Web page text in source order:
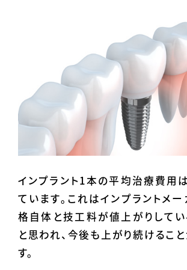
インプラント1本の平均治療費用
ています。これはインプラントメ
格自体と技工料が値上がりして
と思われ、今後も上がり続けるこ
す。